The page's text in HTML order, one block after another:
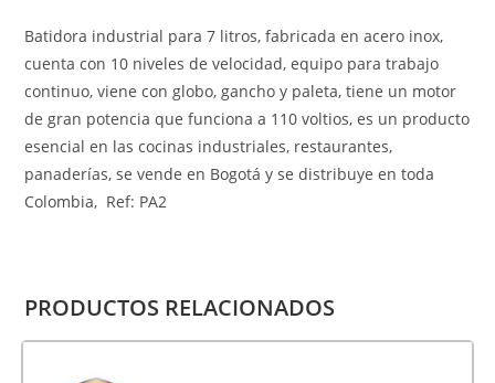
Batidora industrial para 7 litros, fabricada en acero inox,
cuenta con 10 niveles de velocidad, equipo para trabajo
continuo, viene con globo, gancho y paleta, tiene un motor
de gran potencia que funciona a 110 voltios, es un producto
esencial en las cocinas industriales, restaurantes,
panaderías, se vende en Bogotá y se distribuye en toda
Colombia, Ref: PA2
PRODUCTOS RELACIONADOS